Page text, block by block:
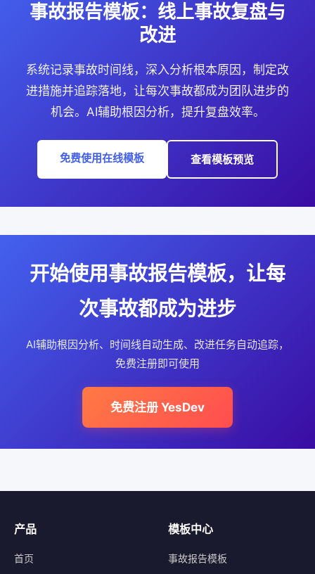
事故报告模板：线上事故复盘与
改进
系统记录事故时间线，深入分析根本原因，制定改
进措施并追踪落地，让每次事故都成为团队进步的
机会。AI辅助根因分析，提升复盘效率。
免费使用在线模板 查看模板预览
开始使用事故报告模板，让每
次事故都成为进步
AI辅助根因分析、时间线自动生成、改进任务自动追踪，
免费注册即可使用
免费注册 YesDev
产品
首页
模板中心
事故报告模板